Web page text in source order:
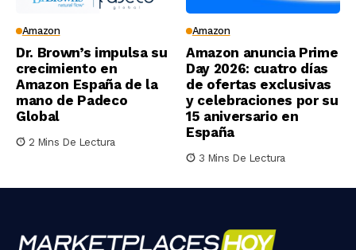
Amazon
Dr. Brown’s impulsa su
crecimiento en
Amazon España de la
mano de Padeco
Global
2 Mins De Lectura
Amazon
Amazon anuncia Prime
Day 2026: cuatro días
de ofertas exclusivas
y celebraciones por su
15 aniversario en
España
3 Mins De Lectura